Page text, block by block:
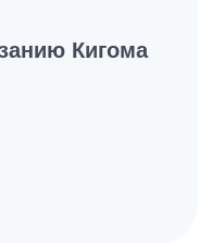
Кигома